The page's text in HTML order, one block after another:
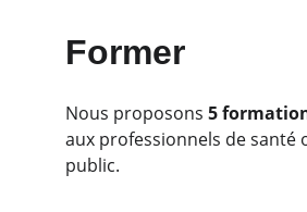
Former
Nous proposons 5
aux professionnels de santé
public.